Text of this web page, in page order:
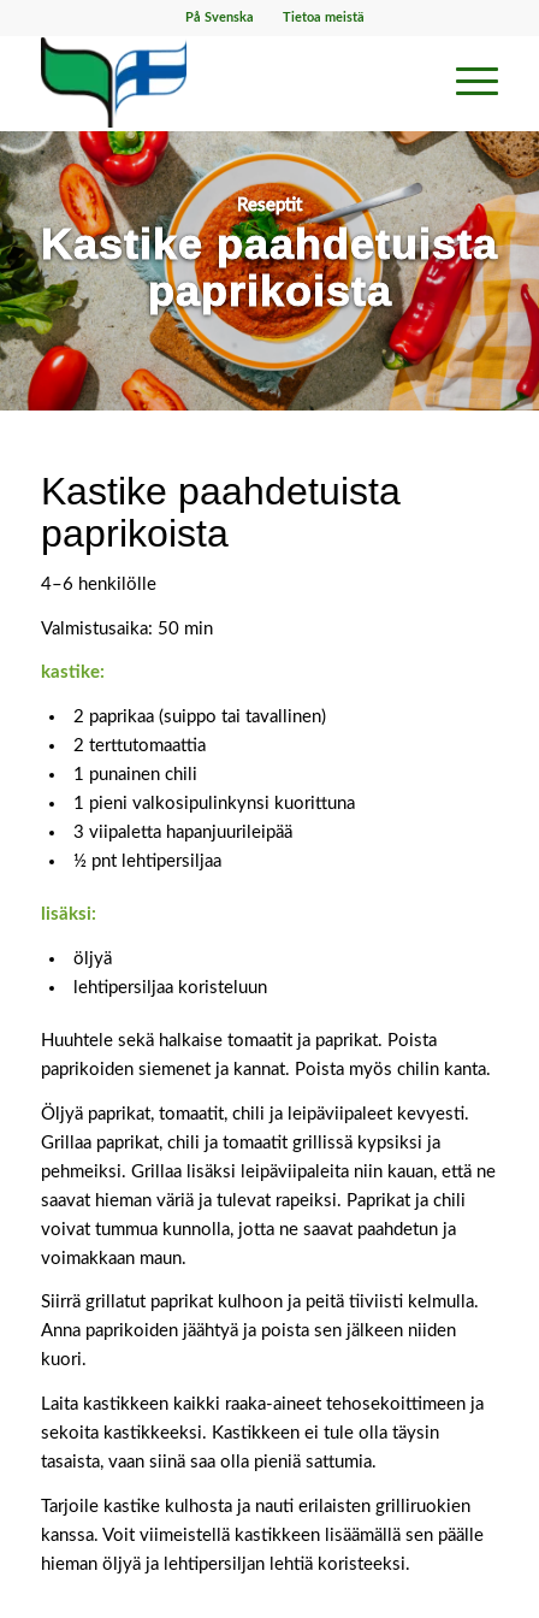
På Svenska Tietoa meistä
Reseptit
Kastike paahdetuista
paprikoista
Kastike paahdetuista
paprikoista
4–6 henkilölle
Valmistusaika: 50 min
kastike:
2 paprikaa (suippo tai tavallinen)
2 terttutomaattia
1 punainen chili
1 pieni valkosipulinkynsi kuorittuna
3 viipaletta hapanjuurileipää
½ pnt lehtipersiljaa
lisäksi:
öljyä
lehtipersiljaa koristeluun
Huuhtele sekä halkaise tomaatit ja paprikat. Poista
paprikoiden siemenet ja kannat. Poista myös chilin kanta.
Öljyä paprikat, tomaatit, chili ja leipäviipaleet kevyesti.
Grillaa paprikat, chili ja tomaatit grillissä kypsiksi ja
pehmeiksi. Grillaa lisäksi leipäviipaleita niin kauan, että ne
saavat hieman väriä ja tulevat rapeiksi. Paprikat ja chili
voivat tummua kunnolla, jotta ne saavat paahdetun ja
voimakkaan maun.
Siirrä grillatut paprikat kulhoon ja peitä tiiviisti kelmulla.
Anna paprikoiden jäähtyä ja poista sen jälkeen niiden
kuori.
Laita kastikkeen kaikki raaka-aineet tehosekoittimeen ja
sekoita kastikkeeksi. Kastikkeen ei tule olla täysin
tasaista, vaan siinä saa olla pieniä sattumia.
Tarjoile kastike kulhosta ja nauti erilaisten grilliruokien
kanssa. Voit viimeistellä kastikkeen lisäämällä sen päälle
hieman öljyä ja lehtipersiljan lehtiä koristeeksi.